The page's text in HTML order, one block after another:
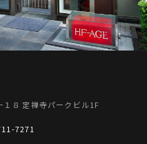
８ 定禅寺パークビル1F
7271